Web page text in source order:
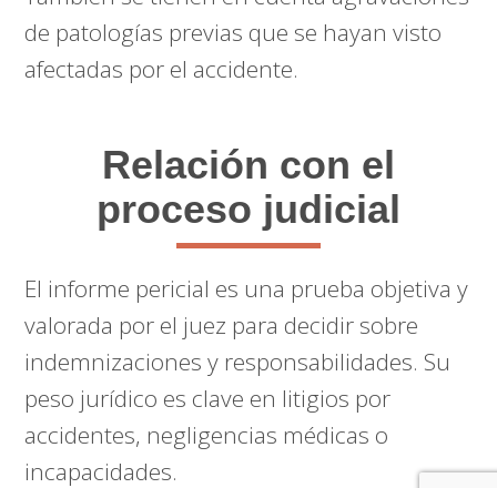
de patologías previas que se hayan visto
afectadas por el accidente.
Relación con el
proceso judicial
El informe pericial es una prueba objetiva y
valorada por el juez para decidir sobre
indemnizaciones y responsabilidades. Su
peso jurídico es clave en litigios por
accidentes, negligencias médicas o
incapacidades.